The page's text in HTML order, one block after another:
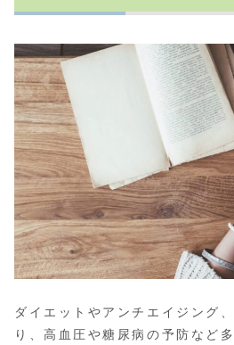
ダイエットやアンチエイジング
り、高血圧や糖尿病の予防など